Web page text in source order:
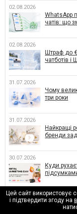
02.08.2026
WhatsApp
чатів: що
02.08.2026
Штраф до
чатботів і
31.07.2026
Чому
три роки
31.07.2026
Найкращі
бренди
30.07.2026
Куди
29.07.2026
67%
хоча
Цей сайт використовує
і підтвердити згоду на